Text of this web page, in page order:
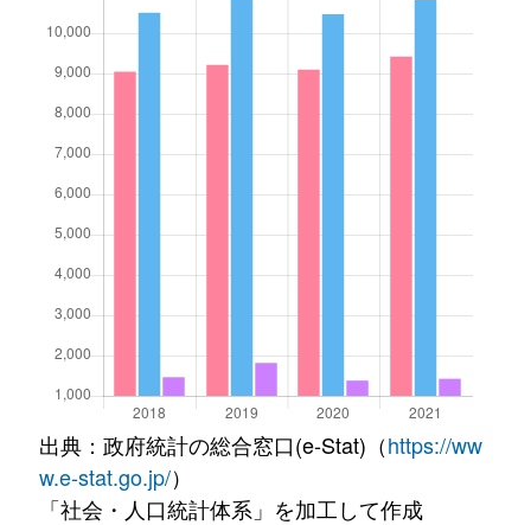
出典：政府統計の総合窓口(e-Stat)（https://ww
w.e-stat.go.jp/）
「社会・人口統計体系」を加工して作成